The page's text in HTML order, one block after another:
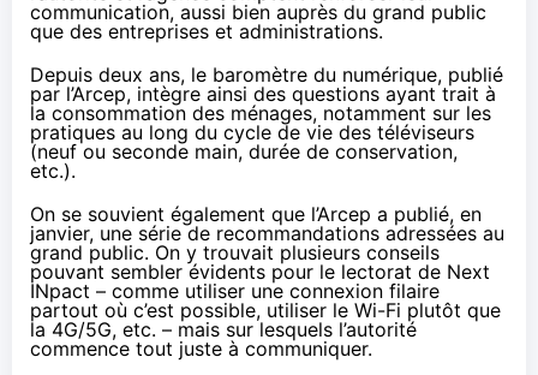
communication, aussi bien auprès du grand public
que des entreprises et administrations.
Depuis deux ans, le baromètre du numérique, publié
par l’Arcep, intègre ainsi des questions ayant trait à
la consommation des ménages, notamment sur les
pratiques au long du cycle de vie des téléviseurs
(neuf ou seconde main, durée de conservation,
etc.).
On se souvient également que l’Arcep a publié, en
janvier, une série de recommandations adressées au
grand public. On y trouvait plusieurs conseils
pouvant sembler évidents pour le lectorat de Next
INpact – comme utiliser une connexion filaire
partout où c’est possible, utiliser le Wi-Fi plutôt que
la 4G/5G, etc. – mais sur lesquels l’autorité
commence tout juste à communiquer.